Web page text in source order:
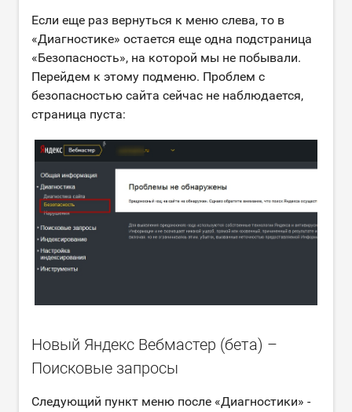
Если еще раз вернуться к меню слева, то в
«Диагностике» остается еще одна подстраница
«Безопасность», на которой мы не побывали.
Перейдем к этому подменю. Проблем с
безопасностью сайта сейчас не наблюдается,
страница пуста:
Новый Яндекс Вебмастер (бета) –
Поисковые запросы
Следующий пункт меню после «Диагностики» -